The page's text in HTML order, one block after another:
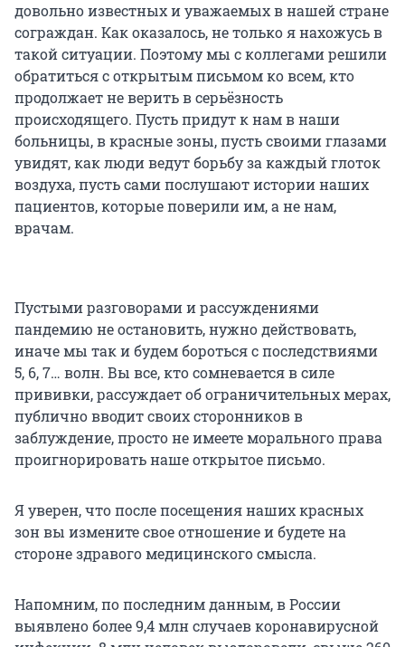
довольно известных и уважаемых в нашей стране
сограждан. Как оказалось, не только я нахожусь в
такой ситуации. Поэтому мы с коллегами решили
обратиться с открытым письмом ко всем, кто
продолжает не верить в серьёзность
происходящего. Пусть придут к нам в наши
больницы, в красные зоны, пусть своими глазами
увидят, как люди ведут борьбу за каждый глоток
воздуха, пусть сами послушают истории наших
пациентов, которые поверили им, а не нам,
врачам.
Пустыми разговорами и рассуждениями
пандемию не остановить, нужно действовать,
иначе мы так и будем бороться с последствиями
5, 6, 7… волн. Вы все, кто сомневается в силе
прививки, рассуждает об ограничительных мерах,
публично вводит своих сторонников в
заблуждение, просто не имеете морального права
проигнорировать наше открытое письмо.
Я уверен, что после посещения наших красных
зон вы измените свое отношение и будете на
стороне здравого медицинского смысла.
Напомним, по последним данным, в России
выявлено более 9,4 млн случаев коронавирусной